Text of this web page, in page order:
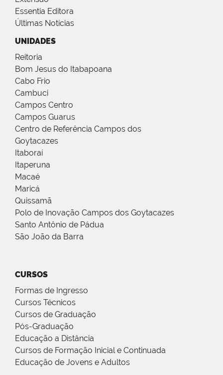
Essentia Editora
Últimas Notícias
UNIDADES
Reitoria
Bom Jesus do Itabapoana
Cabo Frio
Cambuci
Campos Centro
Campos Guarus
Centro de Referência Campos dos
Goytacazes
Itaboraí
Itaperuna
Macaé
Maricá
Quissamã
Polo de Inovação Campos dos Goytacazes
Santo Antônio de Pádua
São João da Barra
CURSOS
Formas de Ingresso
Cursos Técnicos
Cursos de Graduação
Pós-Graduação
Educação a Distância
Cursos de Formação Inicial e Continuada
Educação de Jovens e Adultos